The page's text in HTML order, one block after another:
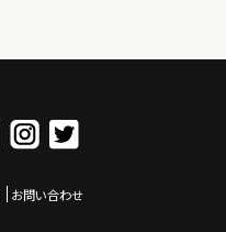
お問い合わせ